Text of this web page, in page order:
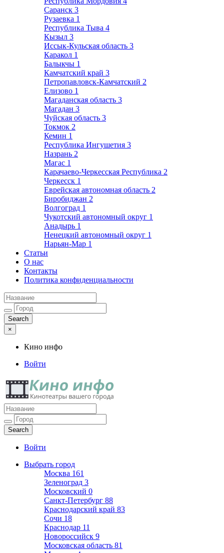
Саранск 3
Рузаевка 1
Республика Тыва 4
Кызыл 3
Иссык-Кульская область 3
Каракол 1
Балыкчы 1
Камчатский край 3
Петропавловск-Камчатский 2
Елизово 1
Магаданская область 3
Магадан 3
Чуйская область 3
Токмок 2
Кемин 1
Республика Ингушетия 3
Назрань 2
Магас 1
Карачаево-Черкесская Республика 2
Черкесск 1
Еврейская автономная область 2
Биробиджан 2
Волгоград 1
Чукотский автономный округ 1
Анадырь 1
Ненецкий автономный округ 1
Нарьян-Мар 1
Статьи
О нас
Контакты
Политика конфиденциальности
×
Кино инфо
Войти
Кино инфо
Кинотеатры вашего города
Войти
Выбрать город
Москва 161
Зеленоград 3
Московский 0
Санкт-Петербург 88
Краснодарский край 83
Сочи 18
Краснодар 11
Новороссийск 9
Московская область 81